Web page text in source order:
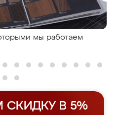
мы работаем
СКИДКУ В 5%